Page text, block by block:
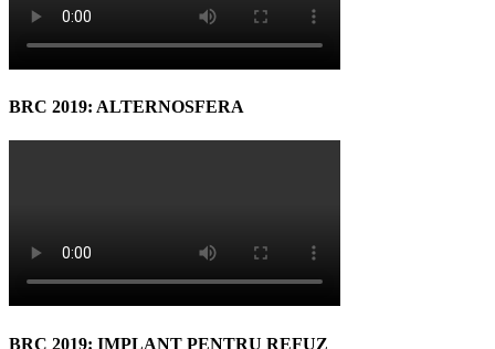
BRC 2019: ALTERNOSFERA
BRC 2019: IMPLANT PENTRU REFUZ